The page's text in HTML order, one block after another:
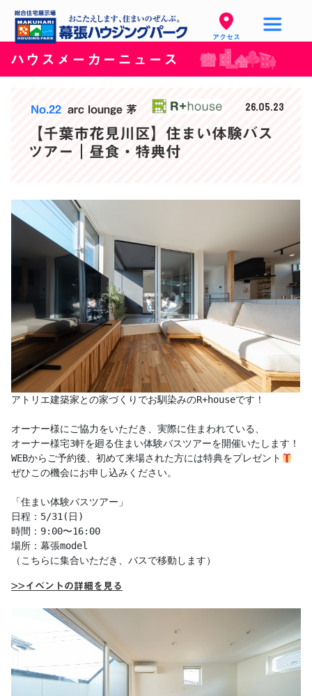
アクセス
ハウスメーカーニュース
No.22 arc lounge 茅 26.05.23
【千葉市花見川区】住まい体験バス
ツアー｜昼食・特典付
アトリエ建築家との家づくりでお馴染みのR+houseです！
オーナー様にご協力をいただき、実際に住まわれている、
オーナー様宅3軒を廻る住まい体験バスツアーを開催いたします！
WEBからご予約後、初めて来場された方には特典をプレゼント
ぜひこの機会にお申し込みください。
「住まい体験バスツアー」
日程：5/31(日)
時間：9:00〜16:00
場所：幕張model
（こちらに集合いただき、バスで移動します）
>>イベントの詳細を見る